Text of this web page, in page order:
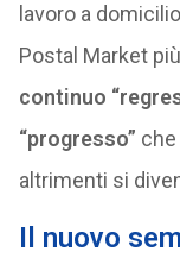
lavoro a
Postal Market
continuo
“progresso” che
altrimenti si
Il nuovo